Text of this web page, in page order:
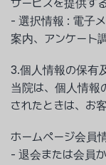
サービスを提供する
- 選択情報 : 電子
案内、アンケート
3.個人情報の保有
当院は、個人情報
されたときは、お
ホームページ会員
- 退会または会員